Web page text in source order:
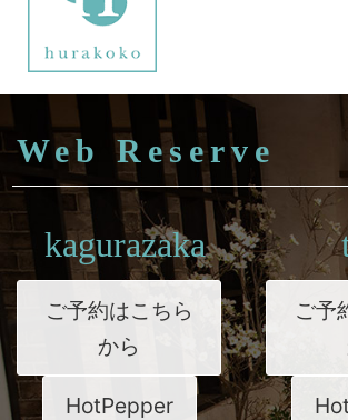
Web Reserve
kagurazaka
ご予約はこちら
から
HotPepper
ご予